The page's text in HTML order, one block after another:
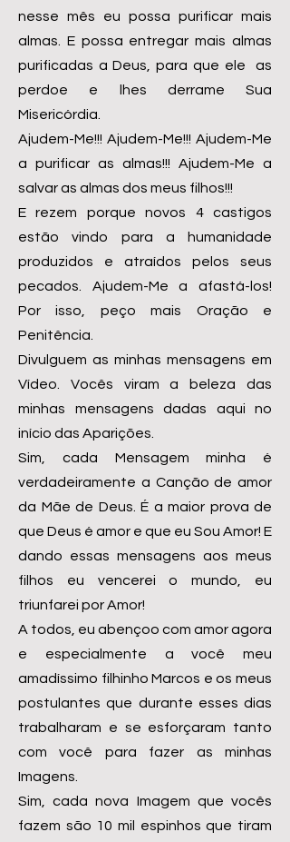
nesse mês eu possa purificar mais
almas. E possa entregar mais almas
purificadas a Deus, para que ele as
perdoe e lhes derrame Sua
Misericórdia.
Ajudem-Me!!! Ajudem-Me!!! Ajudem-Me
a purificar as almas!!! Ajudem-Me a
salvar as almas dos meus filhos!!!
E rezem porque novos 4 castigos
estão vindo para a humanidade
produzidos e atraídos pelos seus
pecados. Ajudem-Me a afastá-los!
Por isso, peço mais Oração e
Penitência.
Divulguem as minhas mensagens em
Vídeo. Vocês viram a beleza das
minhas mensagens dadas aqui no
início das Aparições.
Sim, cada Mensagem minha é
verdadeiramente a Canção de amor
da Mãe de Deus. É a maior prova de
que Deus é amor e que eu Sou Amor! E
dando essas mensagens aos meus
filhos eu vencerei o mundo, eu
triunfarei por Amor!
A todos, eu abençoo com amor agora
e especialmente a você meu
amadíssimo filhinho Marcos e os meus
postulantes que durante esses dias
trabalharam e se esforçaram tanto
com você para fazer as minhas
Imagens.
Sim, cada nova Imagem que vocês
fazem são 10 mil espinhos que tiram